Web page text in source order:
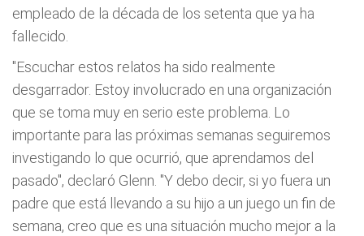
empleado de la década de los setenta que ya ha
fallecido.
"Escuchar estos relatos ha sido realmente
desgarrador. Estoy involucrado en una organización
que se toma muy en serio este problema. Lo
importante para las próximas semanas seguiremos
investigando lo que ocurrió, que aprendamos del
pasado", declaró Glenn. "Y debo decir, si yo fuera un
padre que está llevando a su hijo a un juego un fin de
semana, creo que es una situación mucho mejor a la